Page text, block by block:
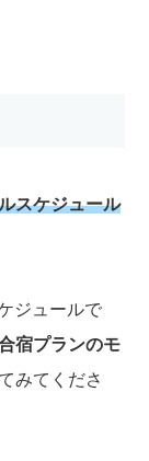
スケジュール
ジュールで
宿プランのモ
みてくださ